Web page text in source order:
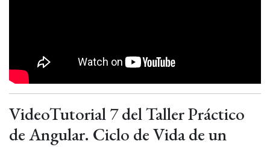
VideoTutorial 7 del Taller Práctico
de Angular. Ciclo de Vida de un